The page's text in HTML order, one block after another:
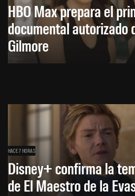
HBO Max prepara el
documental autorizado
Gilmore
HACE 7 HORAS
Disney+ confirma la
de El Maestro de la